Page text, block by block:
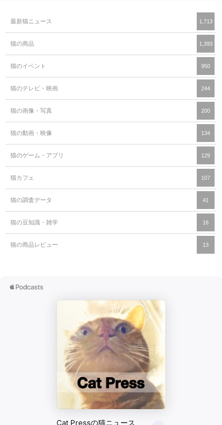
最新猫ニュース 1,713
猫の商品 1,393
猫のイベント 950
猫のテレビ・映画 244
猫の画像・写真 200
猫の動画・映像 134
猫のゲーム・アプリ 129
猫カフェ 107
猫の調査データ 41
猫の豆知識・雑学 16
猫の商品レビュー 13